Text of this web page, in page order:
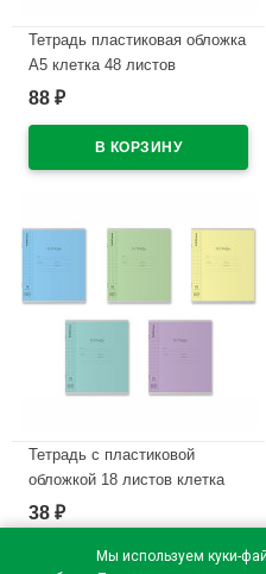
Мы используем куки-
Тетрадь пластиковая обложка
А5 клетка 48 листов
ErichKrause CoverPrо
арт.64630
88 ₽
Тетрадь с пластиковой
обложкой 18 листов клетка
ErichKrause Классика
CoverPrо ассорти текстура
зеркало арт.64625
38 ₽